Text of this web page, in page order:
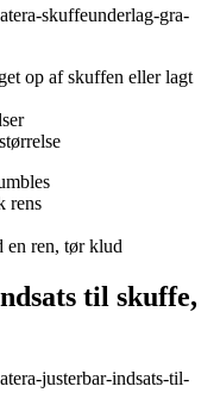
skuffeunderlag-gra-
op af skuffen eller lagt
rens
ren, tør klud
til skuffe,
justerbar-indsats-til-